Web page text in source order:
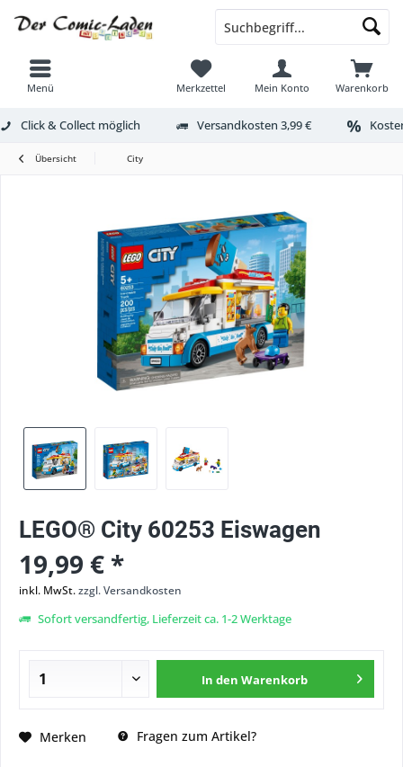
Menü Warenkorb
Merkzettel Mein Konto
Click & Collect möglich Versandkosten 3,99 €
Übersicht City
LEGO® City 60253 Eiswagen
19,99 € *
inkl. MwSt.zzgl. Versandkosten
Sofort versandfertig, Lieferzeit ca. 1-2 Werktage
In den Warenkorb
Merken Fragen zum Artikel?